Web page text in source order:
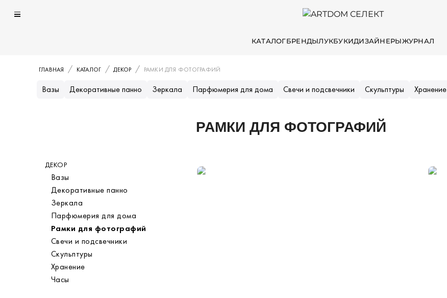
КАТАЛОГБРЕНДЫЛУКБУКИДИЗАЙНЕРЫЖУРНАЛ
ГЛАВНАЯ КАТАЛОГ ДЕКОР РАМКИ ДЛЯ ФОТОГРАФИЙ
Вазы Декоративные панно Зеркала Парфюмерия для дома Свечи и подсвечники Скульптуры Хранение
Категория
ДЕКОР
Вазы
Декоративные панно
Зеркала
Парфюмерия для дома
Рамки для фотографий
Свечи и подсвечники
Скульптуры
Хранение
Часы
РАМКИ ДЛЯ ФОТОГРАФИЙ